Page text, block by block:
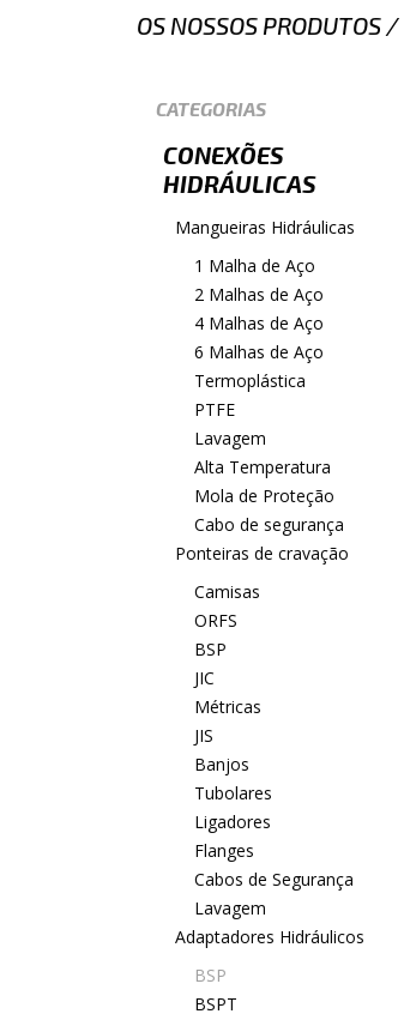
OS NOSSOS PRODUTOS /
CATEGORIAS
CONEXÕES
HIDRÁULICAS
Mangueiras Hidráulicas
1 Malha de Aço
2 Malhas de Aço
4 Malhas de Aço
6 Malhas de Aço
Termoplástica
PTFE
Lavagem
Alta Temperatura
Mola de Proteção
Cabo de segurança
Ponteiras de cravação
Camisas
ORFS
BSP
JIC
Métricas
JIS
Banjos
Tubolares
Ligadores
Flanges
Cabos de Segurança
Lavagem
Adaptadores Hidráulicos
BSP
BSPT